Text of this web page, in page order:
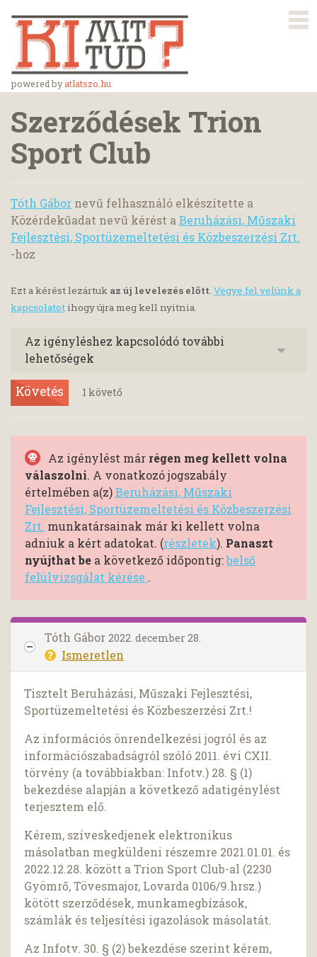
powered byatlatszo.hu
Szerződések Trion
Sport Club
Tóth Gábor nevű felhasználó elkészítette a
Közérdekűadat nevű kérést a Beruházási, Műszaki
Fejlesztési, Sportüzemeltetési és Közbeszerzési Zrt.
-hoz
Ezt a kérést lezártuk az új levelezés előtt. Vegye fel velünk a
kapcsolatotihogy újra meg kell nyitnia.
Az igényléshez kapcsolódó további
lehetőségek
Követés 1 követő
Az igénylést már régen meg kellett volna
válaszolni. A vonatkozó jogszabály
értelmében a(z)Beruházási, Műszaki
Fejlesztési, Sportüzemeltetési és Közbeszerzési
Zrt. munkatársainak már ki kellett volna
adniuk a kért adatokat. (részletek). Panaszt
nyújthat be a következő időpontig:belső
felülvizsgálat kérése .
Tóth Gábor 2022. december 28.
Ismeretlen
Tisztelt Beruházási, Műszaki Fejlesztési,
Sportüzemeltetési és Közbeszerzési Zrt.!
Az információs önrendelkezési jogról és az
információszabadságról szóló 2011. évi CXII.
törvény (a továbbiakban: Infotv.) 28. § (1)
bekezdése alapján a következő adatigénylést
terjesztem elő.
Kérem, szíveskedjenek elektronikus
másolatban megküldeni részemre 2021.01.01. és
2022.12.28. között a Trion Sport Club-al (2230
Gyömrő, Tövesmajor, Lovarda 0106/9.hrsz.)
kötött szerződések, munkamegbízások,
számlák és teljesítési igazolások másolatát.
Az Infotv. 30. § (2) bekezdése szerint kérem,